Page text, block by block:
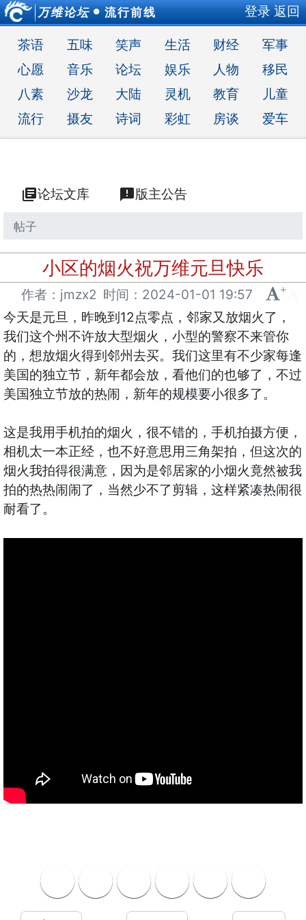
万维论坛 ● 流行前线 登录 返回
茶语 五味 笑声 生活 财经
军事
心愿
音乐 论坛 娱乐 人物
移民
八素
沙龙 大陆 灵机 教育
儿童
流行
摄友 诗词 彩虹 房谈 爱车
library_books论坛文库 announcement版主公告
帖子
小区的烟火祝万维元旦快乐
作者：jmzx2 时间： 2024-01-01 19:57 +
今天是元旦，昨晚到12点零点，邻家又放烟火了，
我们这个州不许放大型烟火，小型的警察不来管你
的，想放烟火得到邻州去买。我们这里有不少家每逢
美国的独立节，新年都会放，看他们的也够了，不过
美国独立节放的热闹，新年的规模要小很多了。
这是我用手机拍的烟火，很不错的，手机拍摄方便，
相机太一本正经，也不好意思用三角架拍，但这次的
烟火我拍得很满意，因为是邻居家的小烟火竟然被我
拍的热热闹闹了，当然少不了剪辑，这样紧凑热闹很
耐看了。